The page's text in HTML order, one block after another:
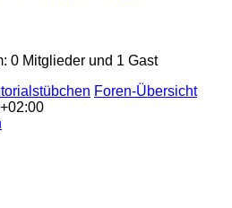
0 Mitglieder und 1 Gast
Foren-Übersicht